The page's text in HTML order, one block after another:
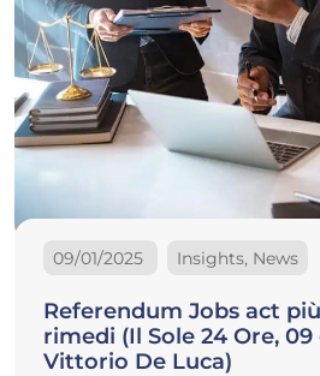
09/01/2025 Insights, News
Referendum Jobs act
rimedi (Il Sole 24 Ore, 09
Vittorio De Luca)